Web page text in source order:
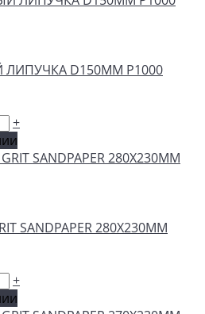
D150MM P1000
+
SANDPAPER 280Х230ММ
+